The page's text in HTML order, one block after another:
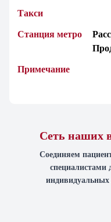
Такси
Станция метро
Примечание
Сеть наших
Соединяем
специалистами
индивидуальных